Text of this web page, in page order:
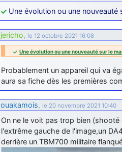
Une évolution ou une nouveauté
jericho, le 12 octobre 2021 16:08
Une évolution ou une nouveauté sur le
Probablement un appareil qui va
aura sa fiche dès les premières
ouakamois, le 20 novembre 2021 10:40
On ne le voit pas trop bien
l'extrême gauche de l'image,un
derrière un TBM700 militaire